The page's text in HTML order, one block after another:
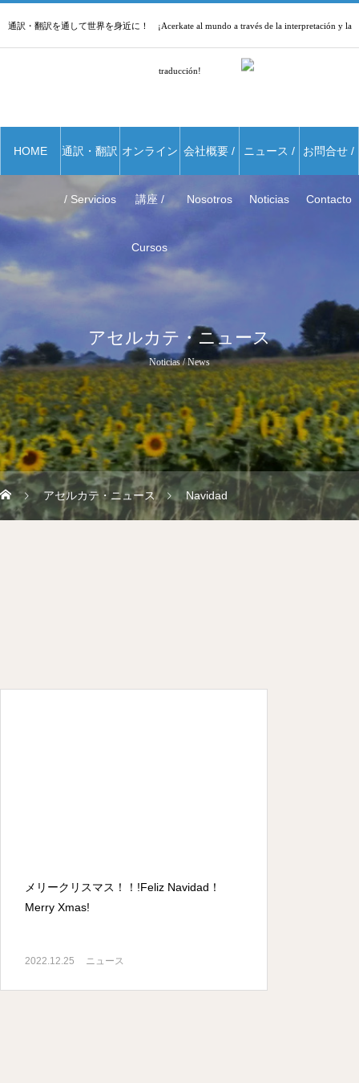
通訳・翻訳を通して世界を身近に！ ¡Acerkate al mundo a través de la interpretación y la
traducción!
HOME 通訳・翻訳
/ Servicios
オンライン
講座 /
Cursos
会社概要 /
Nosotros
ニュース /
Noticias
お問合せ /
Contacto
アセルカテ・ニュース
Noticias / News
アセルカテ・ニュース Navidad
メリークリスマス！！!Feliz Navidad！
Merry Xmas!
2022.12.25 ニュース